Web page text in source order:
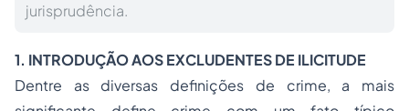
jurisprudência.
1. INTRODUÇÃO AOS EXCLUDENTES DE ILICITUDE
Dentre as diversas definições de crime, a mais